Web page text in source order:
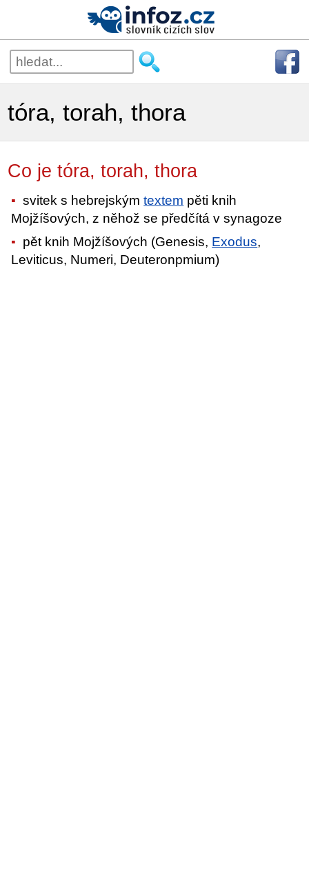
tóra, torah, thora
Co je tóra, torah, thora
svitek s hebrejskýmtextem pěti knih
Mojžíšových, z něhož se předčítá v synagoze
pět knih Mojžíšových (Genesis, Exodus,
Leviticus, Numeri, Deuteronpmium)